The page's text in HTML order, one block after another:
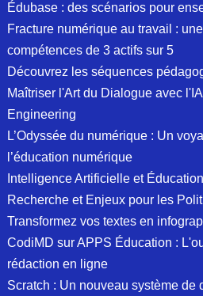
Édubase : des scénarios pour
Fracture numérique au travail :
compétences de 3 actifs sur 5
Découvrez les séquences
Maîtriser l'Art du Dialogue avec
Engineering
L’Odyssée du numérique : Un
l’éducation numérique
Intelligence Artificielle et
Recherche et Enjeux pour les
Transformez vos textes en
CodiMD sur APPS Éducation :
rédaction en ligne
Scratch : Un nouveau système